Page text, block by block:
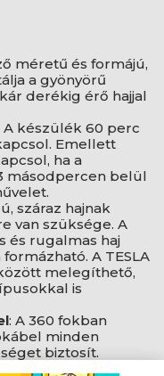
méretű és formájú,
a gyönyörű
derékig érő hajjal
A készülék 60 perc
Emellett
ha a
másodpercen belül
száraz hajnak
van szüksége. A
és rugalmas haj
A TESLA
között melegíthető,
is
: A 360 fokban
minden
biztosít.